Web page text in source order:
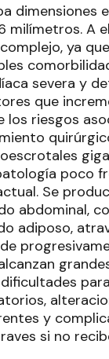
dimensiones
milímetros. A
ya
severa y
que
los riesgos
poco
Se
abdominal,
adiposo,
y
si no